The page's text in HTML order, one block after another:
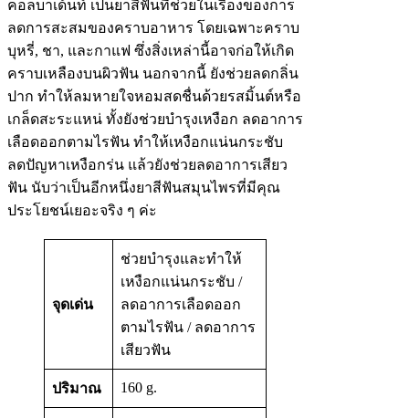
คอลบาเด้นท์ เป็นยาสีฟันที่ช่วยในเรื่องของการ
ลดการสะสมของคราบอาหาร โดยเฉพาะคราบ
บุหรี่, ชา, และกาแฟ ซึ่งสิ่งเหล่านี้อาจก่อให้เกิด
คราบเหลืองบนผิวฟัน นอกจากนี้ ยังช่วยลดกลิ่น
ปาก ทำให้ลมหายใจหอมสดชื่นด้วยรสมิ้นต์หรือ
เกล็ดสะระแหน่ ทั้งยังช่วยบำรุงเหงือก ลดอาการ
เลือดออกตามไรฟัน ทำให้เหงือกแน่นกระชับ
ลดปัญหาเหงือกร่น แล้วยังช่วยลดอาการเสียว
ฟัน นับว่าเป็นอีกหนึ่งยาสีฟันสมุนไพรที่มีคุณ
ประโยชน์เยอะจริง ๆ ค่ะ
จุดเด่น
ช่วยบำรุงและทำให้
เหงือกแน่นกระชับ /
ลดอาการเลือดออก
ตามไรฟัน / ลดอาการ
เสียวฟัน
ปริมาณ 160 g.